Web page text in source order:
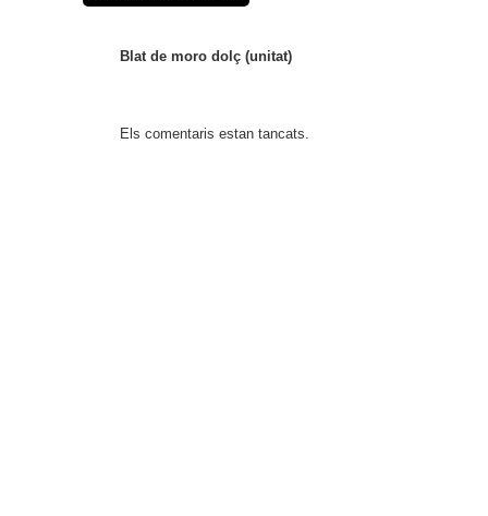
Blat de moro dolç (unitat)
Els comentaris estan tancats.